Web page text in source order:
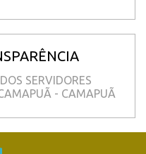
SERVIDORES
- CAMAPUÃ